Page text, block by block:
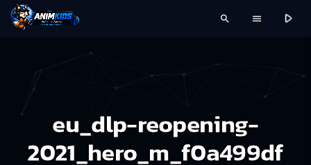
search menu play_arrow
eu_dlp-reopening-
2021_hero_m_f0a499df